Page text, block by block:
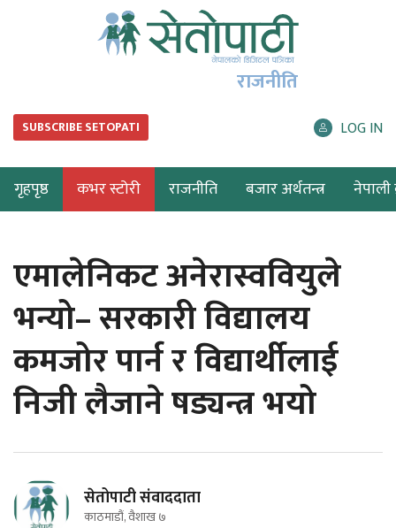
राजनीति
SUBSCRIBE SETOPATI LOG IN
गृहपृष्ठ कभर स्टोरी राजनीति बजार अर्थतन्त्र नेपाली
एमालेनिकट अनेरास्ववियुले
भन्यो– सरकारी विद्यालय
कमजोर पार्न र विद्यार्थीलाई
निजी लैजाने षड्यन्त्र भयो
सेतोपाटी संवाददाता
काठमाडौं, वैशाख ७